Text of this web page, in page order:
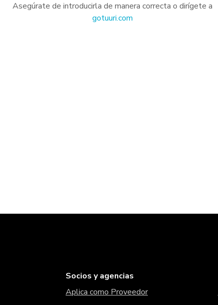
Asegúrate de introducirla de manera correcta o dirígete a
gotuuri.com
Socios y agencias
Aplica como Proveedor